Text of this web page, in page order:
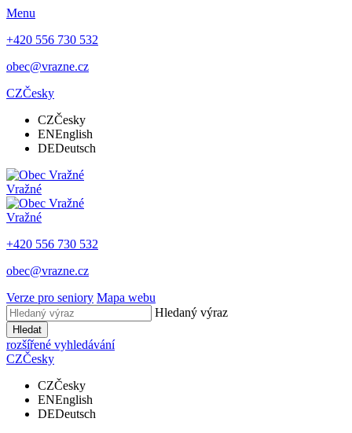
Menu
+420 556 730 532
obec@vrazne.cz
CZČesky
CZČesky
ENEnglish
DEDeutsch
Vražné
Vražné
+420 556 730 532
obec@vrazne.cz
Verze pro seniory Mapa webu
Hledaný výraz
Hledat
rozšířené vyhledávání
CZČesky
CZČesky
ENEnglish
DEDeutsch